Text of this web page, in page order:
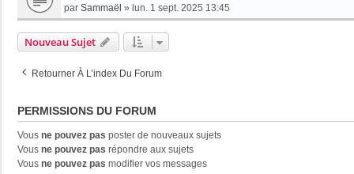
par Sammaël » lun. 1 sept. 2025 13:45
Nouveau Sujet
Retourner À L’index Du Forum
PERMISSIONS DU FORUM
Vous ne pouvez pas poster de nouveaux sujets
Vous ne pouvez pas répondre aux sujets
Vous ne pouvez pas modifier vos messages